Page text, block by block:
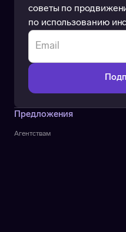
советы по
по использованию
Предложения
Агентствам